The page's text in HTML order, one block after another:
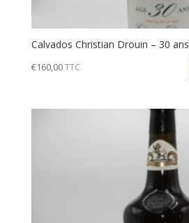
Calvados Christian Drouin – 30 ans
€160,00TTC